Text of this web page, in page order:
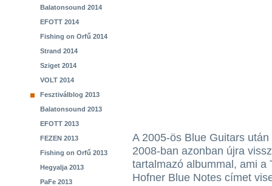
Balatonsound 2014
EFOTT 2014
Fishing on Orfű 2014
Strand 2014
Sziget 2014
VOLT 2014
Fesztiválblog 2013
Balatonsound 2013
EFOTT 2013
FEZEN 2013
Fishing on Orfű 2013
Hegyalja 2013
PaFe 2013
A 2005-ös Blue Guitars
2008-ban azonban újra
tartalmazó albummal, ami a
Hofner Blue Notes címet